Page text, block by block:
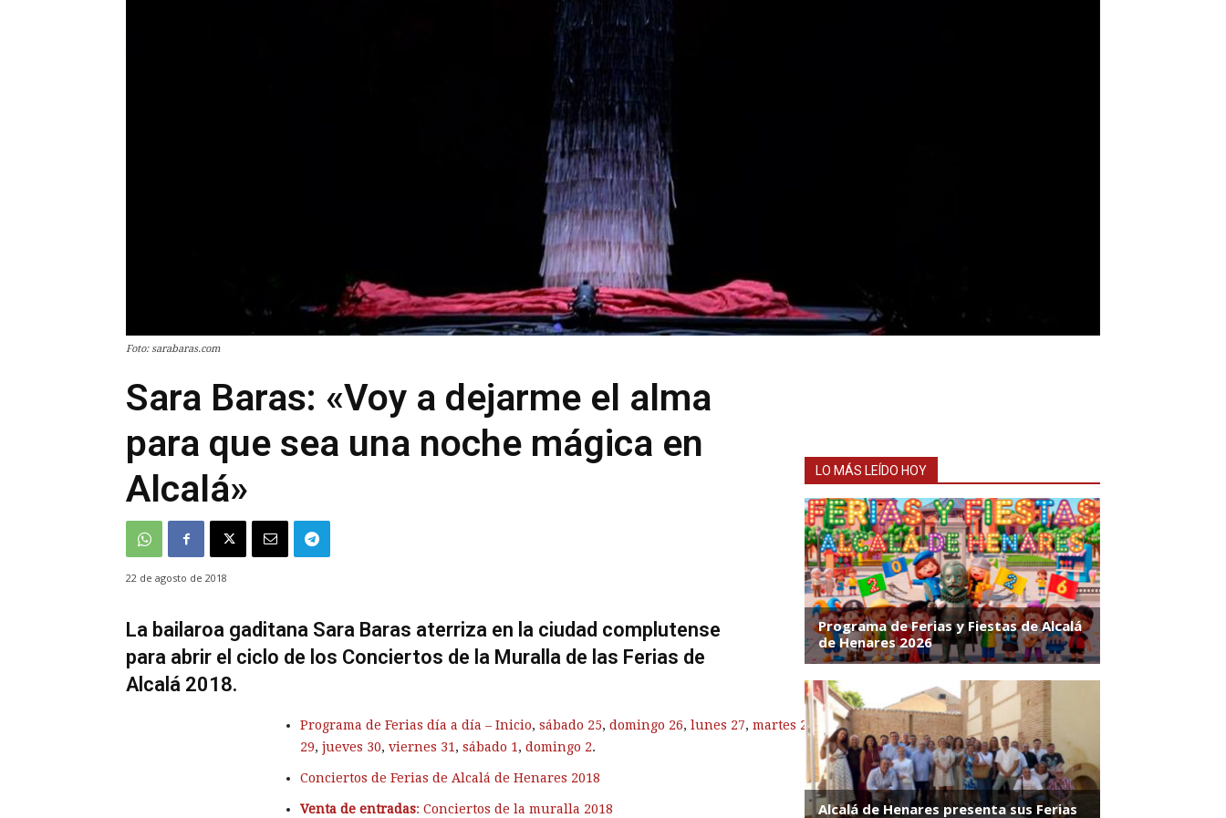
Foto: sarabaras.com
Sara Baras: «Voy a dejarme el alma
para que sea una noche mágica en
Alcalá»
22 de agosto de 2018
La bailaroa gaditana Sara Baras aterriza en la ciudad complutense
para abrir el ciclo de los Conciertos de la Muralla de las Ferias de
Alcalá 2018.
Programa de Ferias día a día – Inicio, sábado 25, domingo 26, lunes 27, martes 28
miércoles
29, jueves 30, viernes 31, sábado 1, domingo 2.
Conciertos de Ferias de Alcalá de Henares 2018
Venta de entradas: Conciertos de la muralla 2018
LO MÁS LEÍDO HOY